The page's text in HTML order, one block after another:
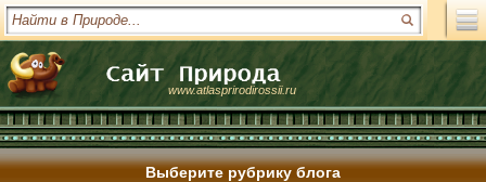
www.atlasprirodirossii.ru
Выберите рубрику блога